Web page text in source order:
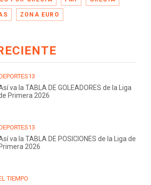
ZONA EURO
va la TABLA DE GOLEADORES de la Liga
Primera 2026
va la TABLA DE POSICIONES de la Liga de
Primera 2026
TIEMPO